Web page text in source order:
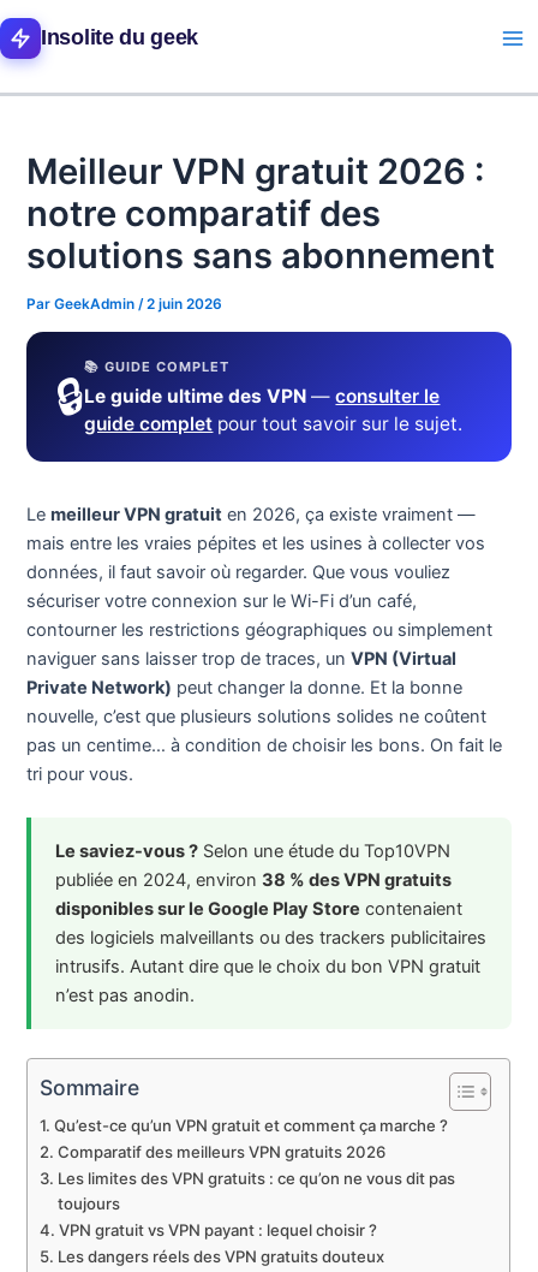
Aller
au
contenu
Insolite du geek
Meilleur VPN gratuit 2026 :
notre comparatif des
solutions sans abonnement
ParGeekAdmin /2 juin 2026
🔒
📚 GUIDE COMPLET
Le guide ultime des VPN —consulter le
guide complet pour tout savoir sur le sujet.
Lemeilleur VPN gratuit en 2026, ça existe vraiment —
mais entre les vraies pépites et les usines à collecter vos
données, il faut savoir où regarder. Que vous vouliez
sécuriser votre connexion sur le Wi-Fi d’un café,
contourner les restrictions géographiques ou simplement
naviguer sans laisser trop de traces, unVPN (Virtual
Private Network) peut changer la donne. Et la bonne
nouvelle, c’est que plusieurs solutions solides ne coûtent
pas un centime… à condition de choisir les bons. On fait le
tri pour vous.
Le saviez-vous ? Selon une étude du Top10VPN
publiée en 2024, environ38 % des VPN gratuits
disponibles sur le Google Play Store contenaient
des logiciels malveillants ou des trackers publicitaires
intrusifs. Autant dire que le choix du bon VPN gratuit
n’est pas anodin.
Sommaire
Qu’est-ce qu’un VPN gratuit et comment ça marche ?
Comparatif des meilleurs VPN gratuits 2026
Les limites des VPN gratuits : ce qu’on ne vous dit pas
toujours
VPN gratuit vs VPN payant : lequel choisir ?
Les dangers réels des VPN gratuits douteux